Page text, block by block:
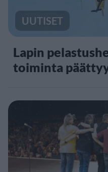
UUTISET
Lapin
toiminta